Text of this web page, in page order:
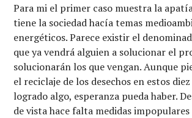
Para mi el primer caso muestra la
tiene la sociedad hacía temas
energéticos. Parece existir el
que ya vendrá alguien a solucionar el
solucionarán los que vengan. Aunque
el reciclaje de los desechos en estos
logrado algo, esperanza pueda haber.
de vista hace falta medidas